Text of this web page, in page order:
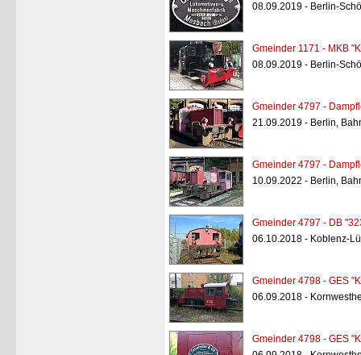
08.09.2019 - Berlin-
Gmeinder 1171 - MKB
08.09.2019 - Berlin-
Gmeinder 4797 -
21.09.2019 - Berlin,
Gmeinder 4797 -
10.09.2022 - Berlin,
Gmeinder 4797 - DB
06.10.2018 - Koblenz-
Gmeinder 4798 - GES
06.09.2018 -
Gmeinder 4798 - GES